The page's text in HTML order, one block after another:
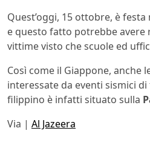
Quest’oggi, 15 ottobre, è
e questo fatto potrebbe
vittime visto che scuole ed
Così come il Giappone, anche
interessate da eventi sismici
filippino è infatti situato sulla
Via | Al Jazeera